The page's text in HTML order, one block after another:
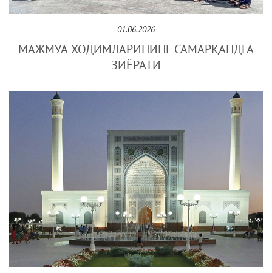
01.06.2026
МАЖМУА ХОДИМЛАРИНИНГ САМАРҚАНДГА
ЗИЁРАТИ